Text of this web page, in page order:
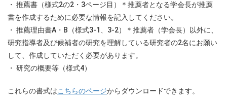
・ 推薦書（様式2の2・3ページ目）＊推薦者となる学会長が推薦
書を作成するために必要な情報を記入してください。
・ 推薦理由書A・B（様式3-1、3-2）＊推薦者（学会長）以外に、
研究指導者及び候補者の研究を理解している研究者の2名にお願い
して、作成していただく必要があります。
・ 研究の概要等（様式4）
これらの書式はこちらのページからダウンロードできます。